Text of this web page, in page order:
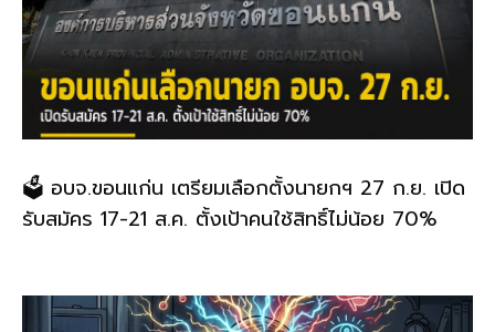
🗳️ อบจ.ขอนแก่น เตรียมเลือกตั้งนายกฯ 27 ก.ย. เปิด
รับสมัคร 17-21 ส.ค. ตั้งเป้าคนใช้สิทธิ์ไม่น้อย 70%